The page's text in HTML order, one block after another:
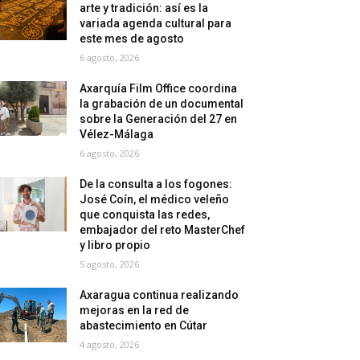
arte y tradición: así es la
variada agenda cultural para
este mes de agosto
6 agosto, 2026
Axarquía Film Office coordina
la grabación de un documental
sobre la Generación del 27 en
Vélez-Málaga
6 agosto, 2026
De la consulta a los fogones:
José Coín, el médico veleño
que conquista las redes,
embajador del reto MasterChef
y libro propio
5 agosto, 2026
Axaragua continua realizando
mejoras en la red de
abastecimiento en Cútar
4 agosto, 2026